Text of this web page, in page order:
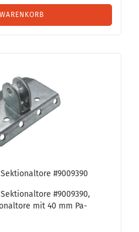
#9009390
#9009390,
mit 40 mm Pa­